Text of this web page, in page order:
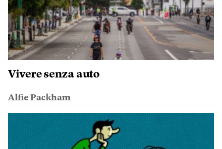
Vivere senza auto
Alfie Packham